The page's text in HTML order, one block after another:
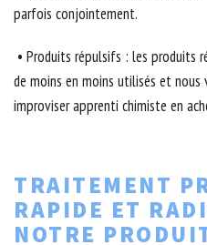
parfois conjointement.
• Produits répulsifs : les produits
de moins en moins utilisés et nous
improviser apprenti chimiste en
TRAITEMENT
RAPIDE ET
NOTRE